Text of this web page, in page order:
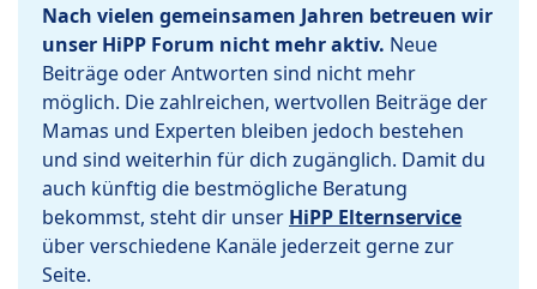
Nach vielen gemeinsamen Jahren betreuen wir
unser HiPP Forum nicht mehr aktiv. Neue
Beiträge oder Antworten sind nicht mehr
möglich. Die zahlreichen, wertvollen Beiträge der
Mamas und Experten bleiben jedoch bestehen
und sind weiterhin für dich zugänglich. Damit du
auch künftig die bestmögliche Beratung
bekommst, steht dir unser HiPP Elternservice
über verschiedene Kanäle jederzeit gerne zur
Seite.